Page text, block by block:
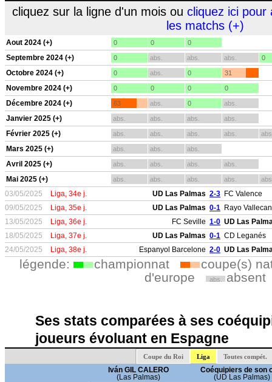
cliquez sur la ligne d'un mois ou cliquez ici pour
les matchs (+)
Aout 2024 (+) 0 0 0
Septembre 2024 (+) 0 abs. abs. abs. 0
Octobre 2024 (+) 0 abs. 0 31
Novembre 2024 (+) 0 0 0 0
Décembre 2024 (+) 63 abs. 0 abs.
Janvier 2025 (+) abs. abs. abs. abs.
Février 2025 (+) abs. abs. abs. abs.
Mars 2025 (+) abs. abs. abs.
Avril 2025 (+) abs. abs. abs. abs.
Mai 2025 (+) abs. abs. abs. abs.
03/05/2025 Liga, 34e j. UD Las Palmas 2-3 FC Valence
09/05/2025
Liga, 35e j. UD Las Palmas 0-1 Rayo
13/05/2025
Liga, 36e j. FC Seville 1-0 UD Las
18/05/2025
Liga, 37e j. UD Las Palmas 0-1 CD Leganés
24/05/2025
Liga, 38e j. Espanyol Barcelone 2-0 UD Las
légende: championnat
coupe(s)
d'europe
abs. absent
Ses stats comparées à ses
joueurs évoluant en Espagne
Coupe du Roi Liga Toutes compét.
Iván GIL CALERO
(Las Palmas)
Coéquipiers de son
(UD Las Palmas)